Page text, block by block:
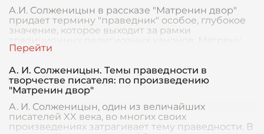
А.И. Солженицын в рассказе "Матренин двор"
придает термину "праведник" особое, глубокое
значение, которое выходит за рамки
традиционных религиозных канонов. Матрену
Васильевну авто
А. И. Солженицын. Темы праведности в
творчестве писателя: по произведению
"Матренин двор"
А. И. Солженицын, один из величайших
писателей XX века, во многих своих
произведениях затрагивает тему праведности. В